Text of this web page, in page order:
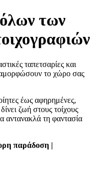
των
ταπετσαρίες και
το χώρο σας
έως αφηρημένες,
ζωή στους τοίχους
αντανακλά τη φαντασία
παράδοση |